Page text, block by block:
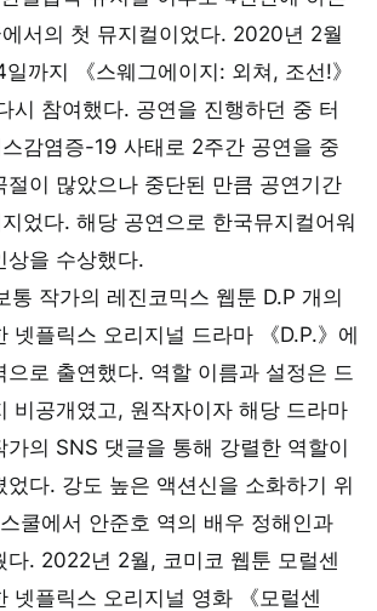
서의 첫 뮤지컬이었다. 2020년 2월
까지 《스웨그에이지: 외쳐, 조선!》
시 참여했다. 공연을 진행하던 중 터
감염증-19 사태로 2주간 공연을 중
절이 많았으나 중단된 만큼 공연기간
었다. 해당 공연으로 한국뮤지컬어워
상을 수상했다.
통 작가의 레진코믹스 웹툰 D.P 개의
넷플릭스 오리지널 드라마 《D.P.》에
으로 출연했다. 역할 이름과 설정은 드
비공개였고, 원작자이자 해당 드라마
가의 SNS 댓글을 통해 강렬한 역할이
었다. 강도 높은 액션신을 소화하기 위
쿨에서 안준호 역의 배우 정해인과
다. 2022년 2월, 코미코 웹툰 모럴센
넷플릭스 오리지널 영화 《모럴센